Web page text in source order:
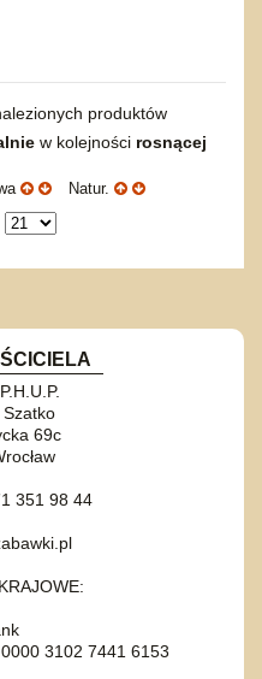
produktów
w kolejności rosnącej
Natur.
Szatko
69c
351 98 44
3102 7441 6153